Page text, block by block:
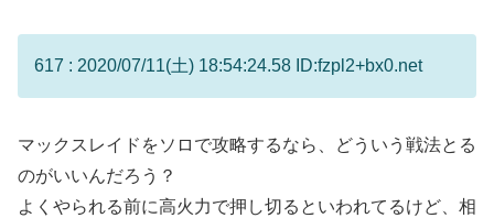
617 : 2020/07/11(土) 18:54:24.58 ID:fzpl2+bx0.net
マックスレイドをソロで攻略するなら、どういう戦法とる
のがいいんだろう？
よくやられる前に高火力で押し切るといわれてるけど、相